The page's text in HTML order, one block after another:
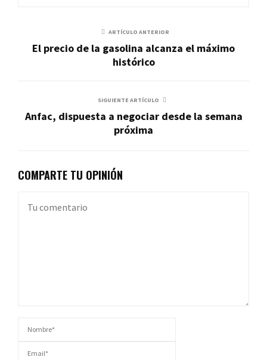
ARTÍCULO ANTERIOR
El precio de la gasolina alcanza el máximo
histórico
SIGUIENTE ARTÍCULO
Anfac, dispuesta a negociar desde la semana
próxima
COMPARTE TU OPINIÓN